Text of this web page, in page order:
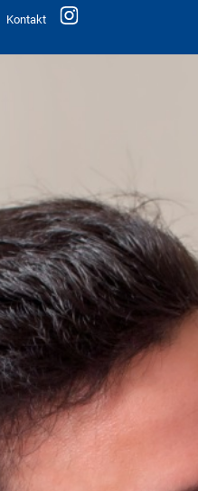
Kontakt